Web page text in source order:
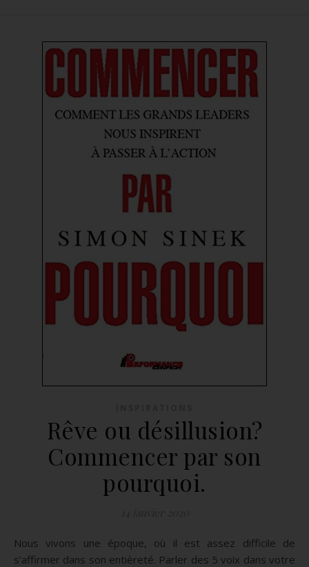
Rêve ou désillusion?
Commencer par son
pourquoi.
Nous vivons une époque, où il est assez difficile de
s’affirmer dans son entièreté. Parler des 5 voix dans votre